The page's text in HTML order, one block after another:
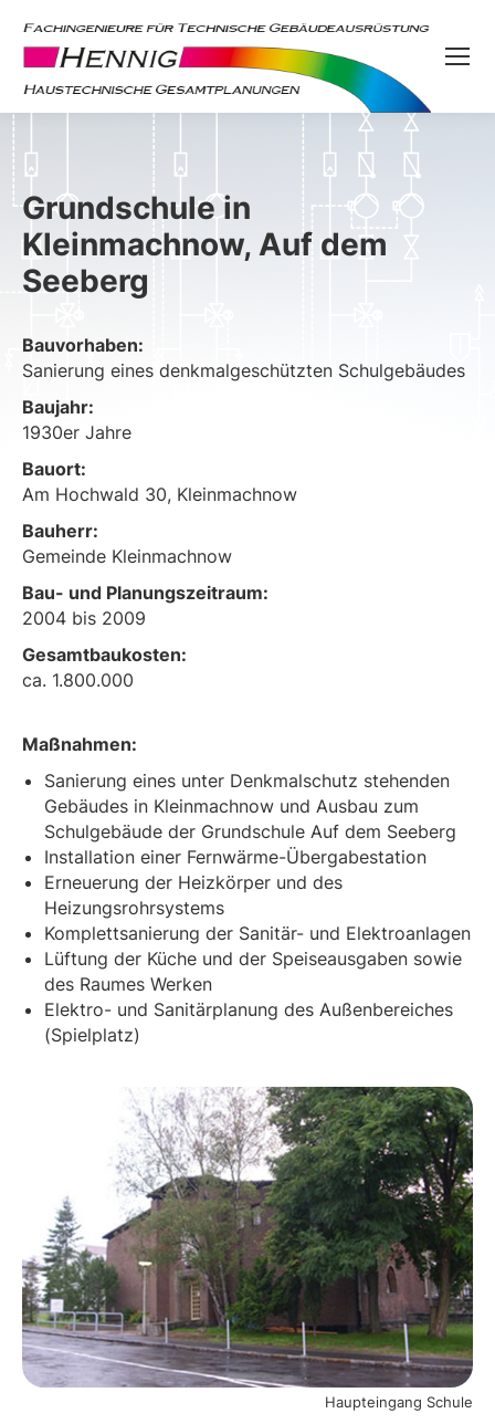
Grundschule in
Kleinmachnow, Auf dem
Seeberg
Bauvorhaben:
Sanierung eines denkmalgeschützten Schulgebäudes
Baujahr:
1930er Jahre
Bauort:
Am Hochwald 30, Kleinmachnow
Bauherr:
Gemeinde Kleinmachnow
Bau- und Planungszeitraum:
2004 bis 2009
Gesamtbaukosten:
ca. 1.800.000
Maßnahmen:
Sanierung eines unter Denkmalschutz stehenden
Gebäudes in Kleinmachnow und Ausbau zum
Schulgebäude der Grundschule Auf dem Seeberg
Installation einer Fernwärme-Übergabestation
Erneuerung der Heizkörper und des
Heizungsrohrsystems
Komplettsanierung der Sanitär- und Elektroanlagen
Lüftung der Küche und der Speiseausgaben sowie
des Raumes Werken
Elektro- und Sanitärplanung des Außenbereiches
(Spielplatz)
Haupteingang Schule